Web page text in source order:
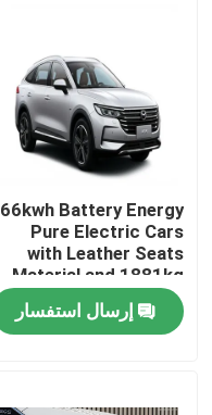
منزل
المنتجات
66kwh Battery Energy
Pure Electric Cars
with Leather Seats
Material and 1881kg
Kerb Weight
إرسال استفسار